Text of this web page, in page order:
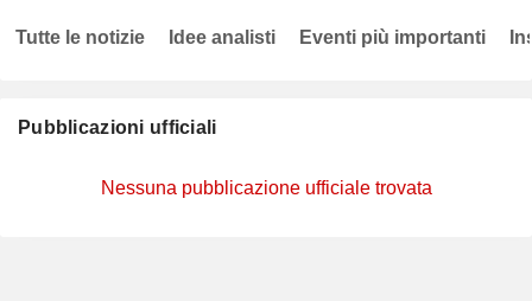
Pubblicazioni ufficiali
Nessuna pubblicazione ufficiale trovata
Tutte le notizie Idee analisti Eventi più importanti